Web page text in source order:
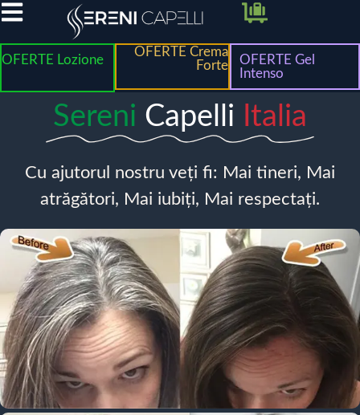
OFERTE Lozione
OFERTE Crema
Forte
OFERTE Gel
Intenso
Sereni Capelli Italia
Cu ajutorul nostru veți fi: Mai tineri, Mai
atrăgători, Mai iubiți, Mai respectați.